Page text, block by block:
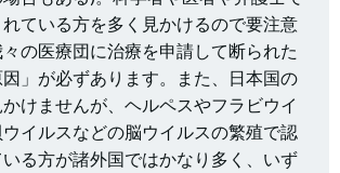
ている方を多く見かけるので要注意
の医療団に治療を申請して断られた
」が必ずあります。また、日本国の
けませんが、ヘルペスやフラビウイ
イルスなどの脳ウイルスの繁殖で認
る方が諸外国ではかなり多く、いず